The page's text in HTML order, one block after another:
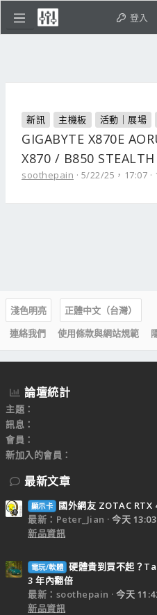
登入
新訊 主機板 活動｜展場
GIGABYTE X870E
X870 / B850
soothepain 5/22/25，17:07
淺色明亮
正體中文（台灣）
連絡我們
使用條款與網站規範
論壇統計
主題
訊息
會員
新加入的會員
最新文章
顯示卡
國外網友 ZOTAC RTX
最新：Peter_Jian
今天 13:03
新品資訊
電玩/軟體 硬體貴到買不起？
3 年內翻倍
最新：soothepain
今天
新品資訊